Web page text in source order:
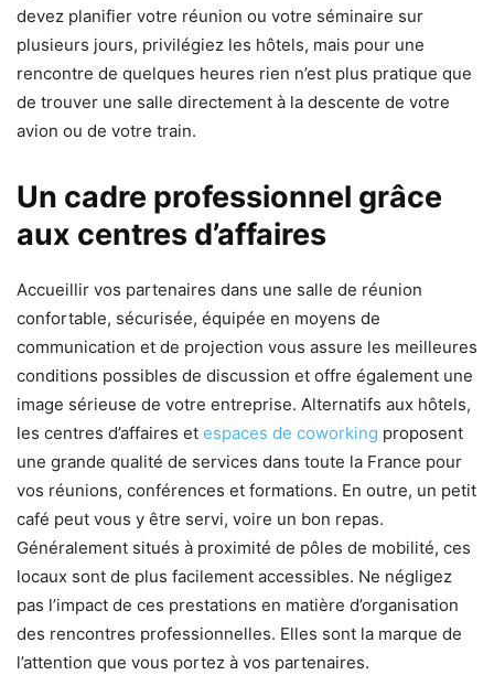
devez planifier votre réunion ou votre séminaire sur
plusieurs jours, privilégiez les hôtels, mais pour une
rencontre de quelques heures rien n’est plus pratique que
de trouver une salle directement à la descente de votre
avion ou de votre train.
Un cadre professionnel grâce
aux centres d’affaires
Accueillir vos partenaires dans une salle de réunion
confortable, sécurisée, équipée en moyens de
communication et de projection vous assure les meilleures
conditions possibles de discussion et offre également une
image sérieuse de votre entreprise. Alternatifs aux hôtels,
les centres d’affaires et espaces de coworking proposent
une grande qualité de services dans toute la France pour
vos réunions, conférences et formations. En outre, un petit
café peut vous y être servi, voire un bon repas.
Généralement situés à proximité de pôles de mobilité, ces
locaux sont de plus facilement accessibles. Ne négligez
pas l’impact de ces prestations en matière d’organisation
des rencontres professionnelles. Elles sont la marque de
l’attention que vous portez à vos partenaires.